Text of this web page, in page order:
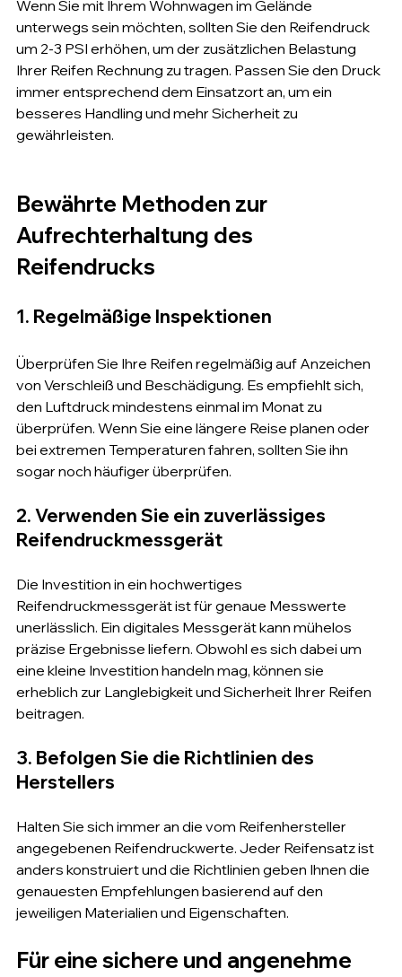
Wenn Sie mit Ihrem Wohnwagen im Gelände
unterwegs sein möchten, sollten Sie den Reifendruck
um 2-3 PSI erhöhen, um der zusätzlichen Belastung
Ihrer Reifen Rechnung zu tragen. Passen Sie den Druck
immer entsprechend dem Einsatzort an, um ein
besseres Handling und mehr Sicherheit zu
gewährleisten.
Bewährte Methoden zur
Aufrechterhaltung des
Reifendrucks
1. Regelmäßige Inspektionen
Überprüfen Sie Ihre Reifen regelmäßig auf Anzeichen
von Verschleiß und Beschädigung. Es empfiehlt sich,
den Luftdruck mindestens einmal im Monat zu
überprüfen. Wenn Sie eine längere Reise planen oder
bei extremen Temperaturen fahren, sollten Sie ihn
sogar noch häufiger überprüfen.
2. Verwenden Sie ein zuverlässiges
Reifendruckmessgerät
Die Investition in ein hochwertiges
Reifendruckmessgerät ist für genaue Messwerte
unerlässlich. Ein digitales Messgerät kann mühelos
präzise Ergebnisse liefern. Obwohl es sich dabei um
eine kleine Investition handeln mag, können sie
erheblich zur Langlebigkeit und Sicherheit Ihrer Reifen
beitragen.
3. Befolgen Sie die Richtlinien des
Herstellers
Halten Sie sich immer an die vom Reifenhersteller
angegebenen Reifendruckwerte. Jeder Reifensatz ist
anders konstruiert und die Richtlinien geben Ihnen die
genauesten Empfehlungen basierend auf den
jeweiligen Materialien und Eigenschaften.
Für eine sichere und angenehme